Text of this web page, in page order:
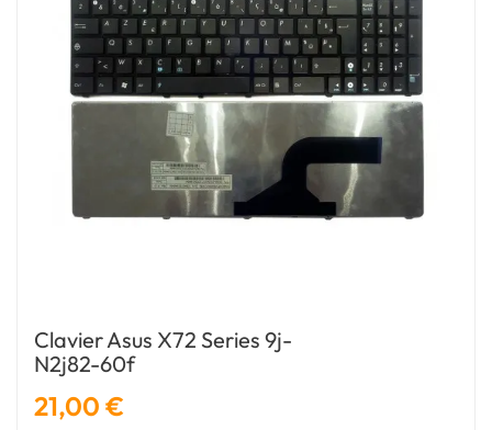
Clavier Asus X72 Series 9j-
N2j82-60f
21,00 €